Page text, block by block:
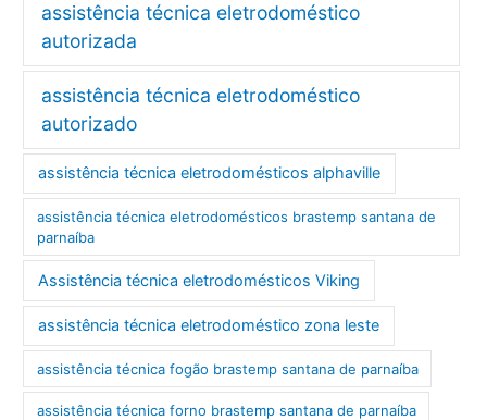
assistência técnica eletrodoméstico
autorizada
assistência técnica eletrodoméstico
autorizado
assistência técnica eletrodomésticos alphaville
assistência técnica eletrodomésticos brastemp santana de
parnaíba
Assistência técnica eletrodomésticos Viking
assistência técnica eletrodoméstico zona leste
assistência técnica fogão brastemp santana de parnaíba
assistência técnica forno brastemp santana de parnaíba